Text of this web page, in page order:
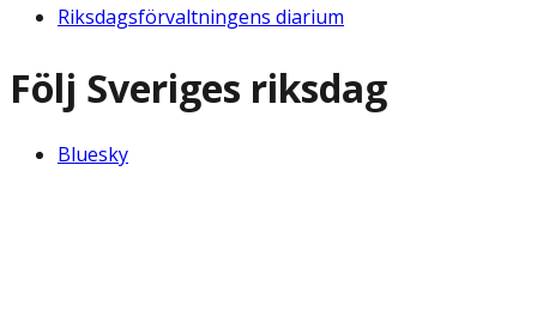
Riksdagsförvaltningens diarium
Följ Sveriges riksdag
Bluesky